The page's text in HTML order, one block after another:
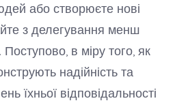
або створюєте нові
з делегування менш
в міру того, як
надійність та
їхньої відповідальності